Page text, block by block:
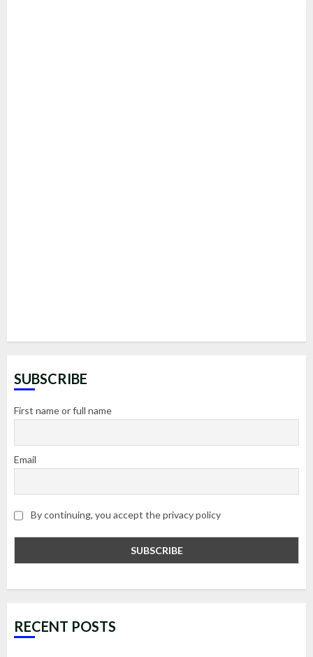
SUBSCRIBE
First name or full name
Email
By continuing, you accept the privacy policy
RECENT POSTS